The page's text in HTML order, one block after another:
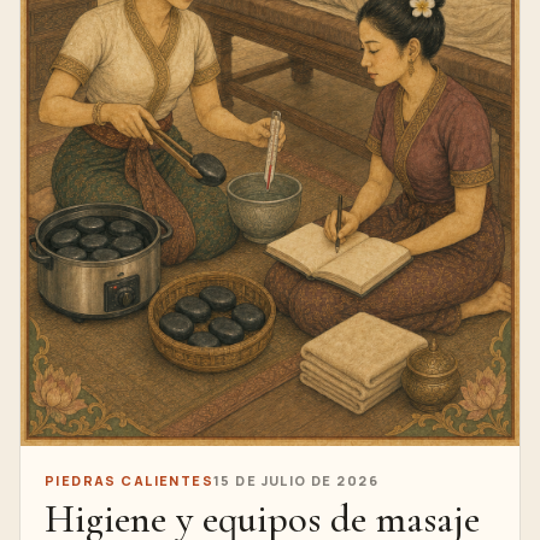
PIEDRAS CALIENTES15 DE JULIO DE 2026
Higiene y equipos de masaje